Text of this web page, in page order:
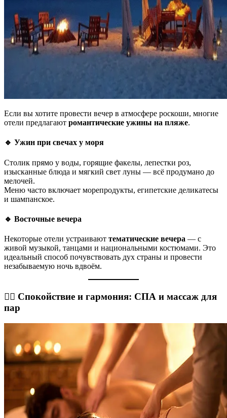
Если вы хотите провести вечер в атмосфере роскоши, многие
отели предлагают романтические ужины на пляже.
🔹 Ужин при свечах у моря
Столик прямо у воды, горящие факелы, лепестки роз,
изысканные блюда и мягкий свет луны — всё продумано до
мелочей.
Меню часто включает морепродукты, египетские деликатесы
и шампанское.
🔹 Восточные вечера
Некоторые отели устраивают тематические вечера — с
живой музыкой, танцами и национальными костюмами. Это
идеальный способ почувствовать дух страны и провести
незабываемую ночь вдвоём.
🧘‍♀️ Спокойствие и гармония: СПА и массаж для
пар